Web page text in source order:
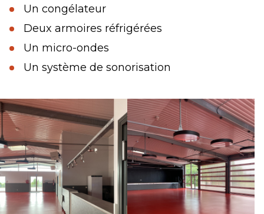
Un congélateur
Deux armoires réfrigérées
Un micro-ondes
Un système de sonorisation